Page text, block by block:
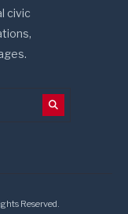
civic
Reserved.